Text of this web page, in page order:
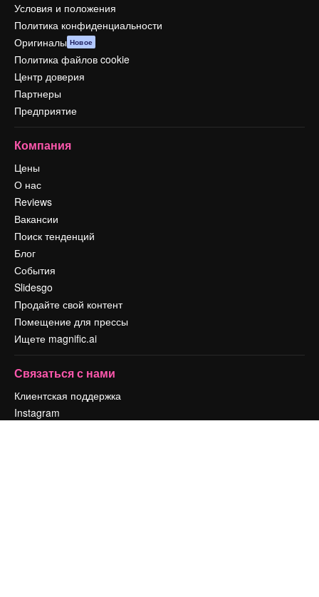
Условия и положения
Политика конфиденциальности
Оригиналы Новое
Политика файлов cookie
Центр доверия
Партнеры
Предприятие
Компания
Цены
О нас
Reviews
Вакансии
Поиск тенденций
Блог
События
Slidesgo
Продайте свой контент
Помещение для прессы
Ищете magnific.ai
Связаться с нами
Клиентская поддержка
Instagram